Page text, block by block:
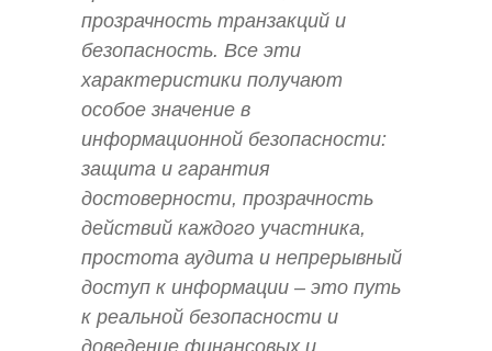
прозрачность транзакций и
безопасность. Все эти
характеристики получают
особое значение в
информационной безопасности:
защита и гарантия
достоверности, прозрачность
действий каждого участника,
простота аудита и непрерывный
доступ к информации – это путь
к реальной безопасности и